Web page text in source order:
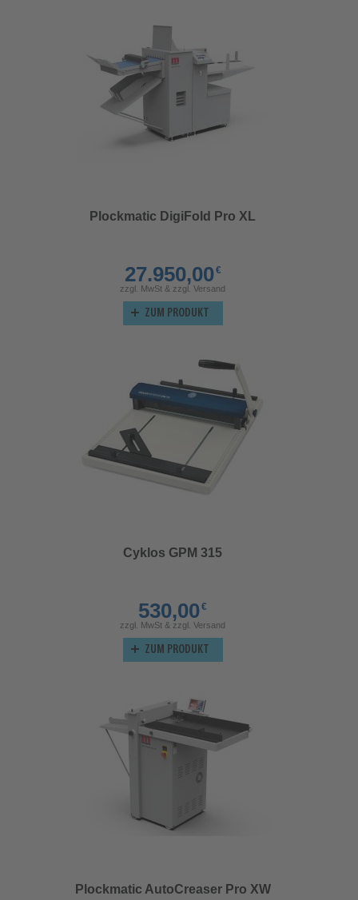
Plockmatic DigiFold Pro XL
27.950,00€
zzgl. MwSt & zzgl. Versand
ZUM PRODUKT
Cyklos GPM 315
530,00€
zzgl. MwSt & zzgl. Versand
ZUM PRODUKT
Plockmatic AutoCreaser Pro XW